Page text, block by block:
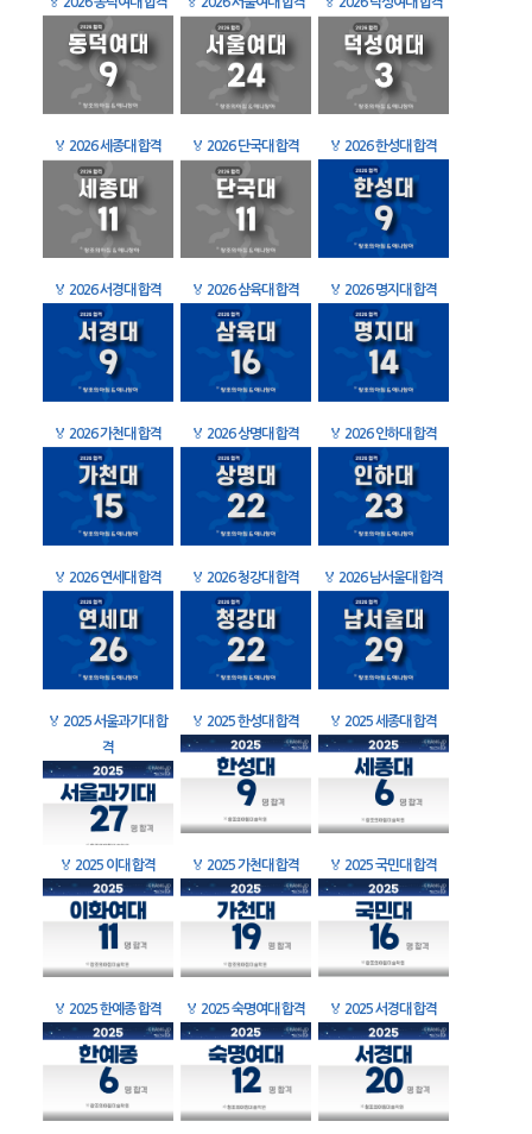
🏅 2026 세종대 합격 🏅 2026 단국대 합격 🏅 2026 한성대 합격
🏅 2026 서경대 합격 🏅 2026 삼육대 합격 🏅 2026 명지대 합격
🏅 2026 가천대 합격 🏅 2026 상명대 합격 🏅 2026 인하대 합격
🏅 2026 연세대 합격 🏅 2026 청강대 합격 🏅 2026 남서울대 합격
🏅 2025 서울과기대 합
격
🏅 2025 한성대 합격 🏅 2025 세종대 합격
🏅 2025 이대 합격 🏅 2025 가천대 합격 🏅 2025 국민대 합격
🏅 2025 한예종 합격 🏅 2025 숙명여대 합격 🏅 2025 서경대 합격